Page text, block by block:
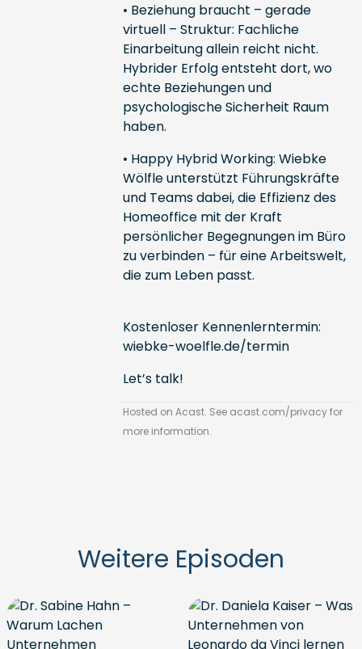
• Beziehung braucht – gerade
virtuell – Struktur: Fachliche
Einarbeitung allein reicht nicht.
Hybrider Erfolg entsteht dort, wo
echte Beziehungen und
psychologische Sicherheit Raum
haben.
• Happy Hybrid Working: Wiebke
Wölfle unterstützt Führungskräfte
und Teams dabei, die Effizienz des
Homeoffice mit der Kraft
persönlicher Begegnungen im Büro
zu verbinden – für eine Arbeitswelt,
die zum Leben passt.
Kostenloser Kennenlerntermin:
wiebke-woelfle.de/termin
Let’s talk!
Hosted on Acast. See acast.com/privacyfor
more information.
Weitere Episoden